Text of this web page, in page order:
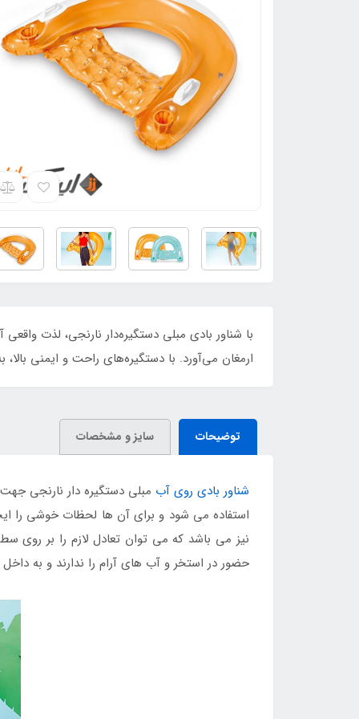
با شناور بادی مبلی دستگیره‌دار نارنجی، لذت
ارمغان می‌آورد. با دستگیره‌های راحت و ایمنی
توضیحات سایز و مشخصات
شناور بادی روی آب مبلی دستگیره دار نارنجی
استفاده می شود و برای آن ها لحظات خوشی را
نیز می باشد که می توان تعادل لازم را بر
حضور در استخر و آب های آرام را ندارند و به